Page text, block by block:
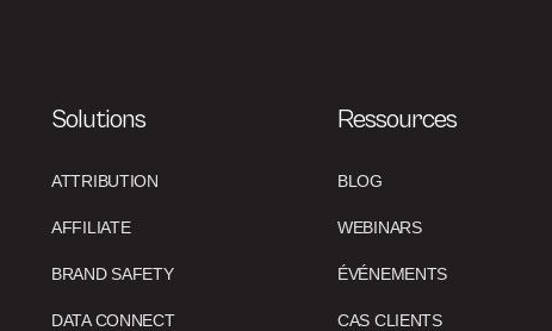
Solutions
ATTRIBUTION
AFFILIATE
BRAND SAFETY
DATA CONNECT
Ressources
BLOG
WEBINARS
ÉVÉNEMENTS
CAS CLIENTS